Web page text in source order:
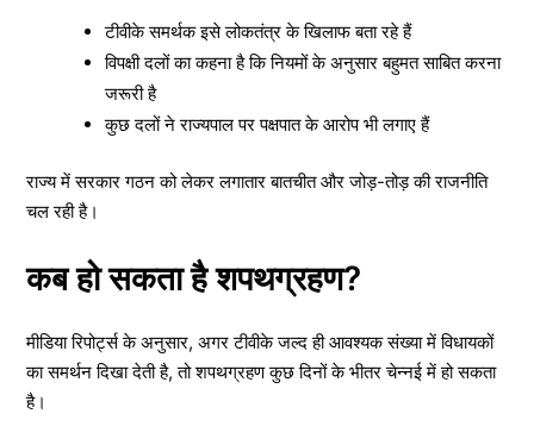
टीवीके समर्थक इसे लोकतंत्र के खिलाफ बता रहे हैं
विपक्षी दलों का कहना है कि नियमों के अनुसार बहुमत साबित करना
जरूरी है
कुछ दलों ने राज्यपाल पर पक्षपात के आरोप भी लगाए हैं
राज्य में सरकार गठन को लेकर लगातार बातचीत और जोड़-तोड़ की राजनीति
चल रही है।
कब हो सकता है शपथग्रहण?
मीडिया रिपोर्ट्स के अनुसार, अगर टीवीके जल्द ही आवश्यक संख्या में विधायकों
का समर्थन दिखा देती है, तो शपथग्रहण कुछ दिनों के भीतर चेन्नई में हो सकता
है।